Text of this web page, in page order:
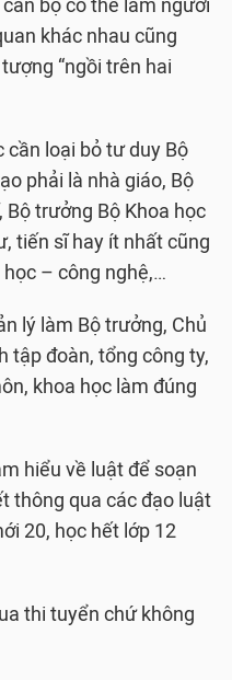
bộ có thể làm người
khác nhau cũng
“ngồi trên hai
cần loại bỏ tư duy Bộ
phải là nhà giáo, Bộ
trưởng Bộ Khoa học
tiến sĩ hay ít nhất cũng
– công nghệ,…
lý làm Bộ trưởng, Chủ
tập đoàn, tổng công ty,
khoa học làm đúng
hiểu về luật để soạn
thông qua các đạo luật
20, học hết lớp 12
thi tuyển chứ không